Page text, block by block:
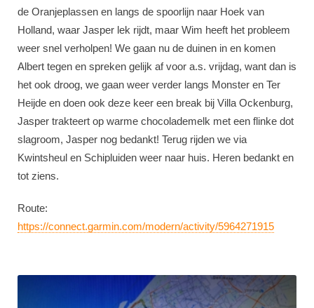
de Oranjeplassen en langs de spoorlijn naar Hoek van
Holland, waar Jasper lek rijdt, maar Wim heeft het probleem
weer snel verholpen! We gaan nu de duinen in en komen
Albert tegen en spreken gelijk af voor a.s. vrijdag, want dan is
het ook droog, we gaan weer verder langs Monster en Ter
Heijde en doen ook deze keer een break bij Villa Ockenburg,
Jasper trakteert op warme chocolademelk met een flinke dot
slagroom, Jasper nog bedankt! Terug rijden we via
Kwintsheul en Schipluiden weer naar huis. Heren bedankt en
tot ziens.
Route:
https://connect.garmin.com/modern/activity/5964271915